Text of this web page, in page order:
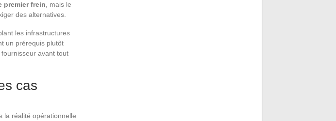
premier frein, mais le
des alternatives.
les infrastructures
un prérequis plutôt
avant tout
cas
la réalité opérationnelle